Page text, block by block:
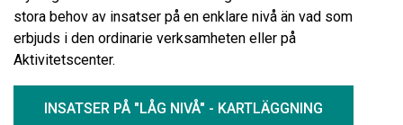
stora behov av insatser på en enklare nivå än vad som
erbjuds i den ordinarie verksamheten eller på
Aktivitetscenter.
INSATSER PÅ "LÅG NIVÅ" - KARTLÄGGNING